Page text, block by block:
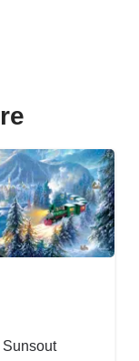
Sunsout